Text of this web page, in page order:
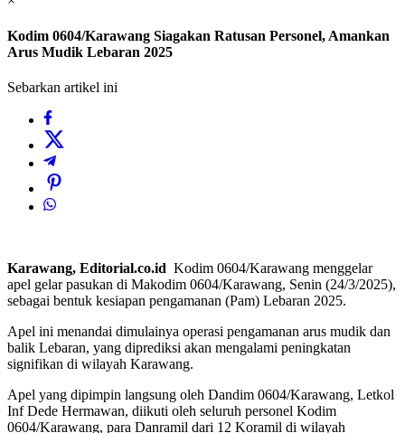
Kodim 0604/Karawang Siagakan Ratusan Personel, Amankan
Arus Mudik Lebaran 2025
Sebarkan artikel ini
Karawang, Editorial.co.id Kodim 0604/Karawang menggelar
apel gelar pasukan di Makodim 0604/Karawang, Senin (24/3/2025),
sebagai bentuk kesiapan pengamanan (Pam) Lebaran 2025.
Apel ini menandai dimulainya operasi pengamanan arus mudik dan
balik Lebaran, yang diprediksi akan mengalami peningkatan
signifikan di wilayah Karawang.
Apel yang dipimpin langsung oleh Dandim 0604/Karawang, Letkol
Inf Dede Hermawan, diikuti oleh seluruh personel Kodim
0604/Karawang, para Danramil dari 12 Koramil di wilayah